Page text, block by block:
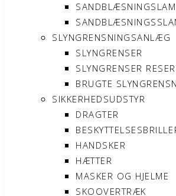
SLYNGRENSNINGSANLÆG
SLYNGRENSER
SLYNGRENSER
BRUGTE
SIKKERHEDSUDSTYR
DRAGTER
HANDSKER
HÆTTER
MASKER OG HJELME
SKOOVERTRÆK